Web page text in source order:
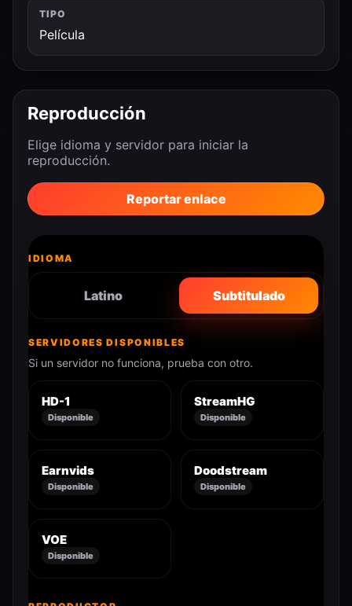
TIPO
Película
Reproducción
Elige idioma y servidor para iniciar la
reproducción.
Reportar enlace
IDIOMA
Latino Subtitulado
SERVIDORES DISPONIBLES
Si un servidor no funciona, prueba con otro.
HD-1
Disponible
StreamHG
Disponible
Earnvids
Disponible
Doodstream
Disponible
VOE
Disponible